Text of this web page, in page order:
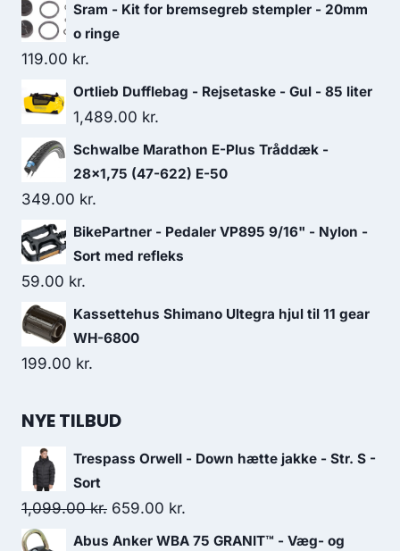
Sram - Kit for bremsegreb stempler - 20mm
o ringe
119.00 kr.
Ortlieb Dufflebag - Rejsetaske - Gul - 85 liter
1,489.00 kr.
Schwalbe Marathon E-Plus Tråddæk -
28x1,75 (47-622) E-50
349.00 kr.
BikePartner - Pedaler VP895 9/16" - Nylon -
Sort med refleks
59.00 kr.
Kassettehus Shimano Ultegra hjul til 11 gear
WH-6800
199.00 kr.
NYE TILBUD
Trespass Orwell - Down hætte jakke - Str. S -
Sort
1,099.00kr. Original
price
659.00 kr.
price
Abus Anker WBA 75 GRANIT™ - Væg- og